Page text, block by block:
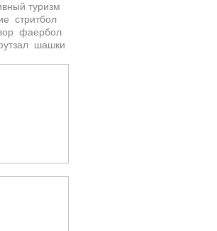
туризм
стритбол
фаербол
шашки